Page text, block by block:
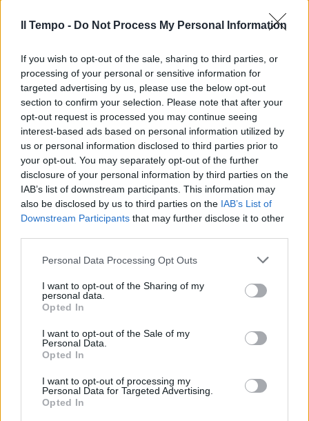
Il Tempo - Do Not Process My Personal Information
If you wish to opt-out of the sale, sharing to third parties, or
processing of your personal or sensitive information for
targeted advertising by us, please use the below opt-out
section to confirm your selection. Please note that after your
opt-out request is processed you may continue seeing
interest-based ads based on personal information utilized by
us or personal information disclosed to third parties prior to
your opt-out. You may separately opt-out of the further
disclosure of your personal information by third parties on the
IAB’s list of downstream participants. This information may
also be disclosed by us to third parties on the IAB’s List of
Downstream Participants that may further disclose it to other
Personal Data Processing Opt Outs
I want to opt-out of the Sharing of my
personal data.
Opted In
I want to opt-out of the Sale of my
Personal Data.
Opted In
I want to opt-out of processing my
Personal Data for Targeted Advertising.
Opted In